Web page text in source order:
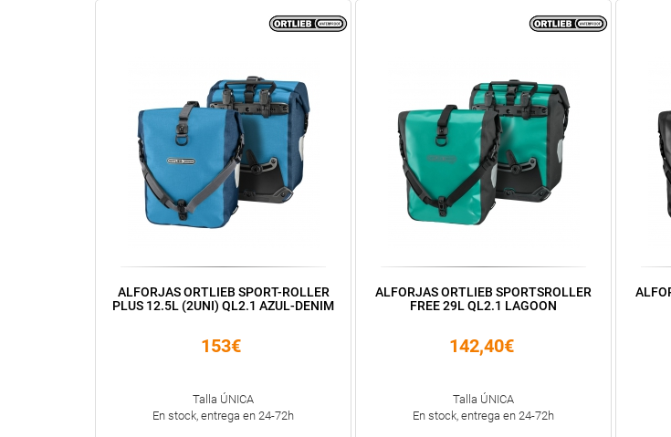
ALFORJAS ORTLIEB SPORT-ROLLER
PLUS 12.5L (2UNI) QL2.1 AZUL-DENIM
153€
Talla ÚNICA
En stock, entrega en 24-72h
ALFORJAS ORTLIEB SPORTSROLLER
FREE 29L QL2.1 LAGOON
142,40€
Talla ÚNICA
En stock, entrega en 24-72h